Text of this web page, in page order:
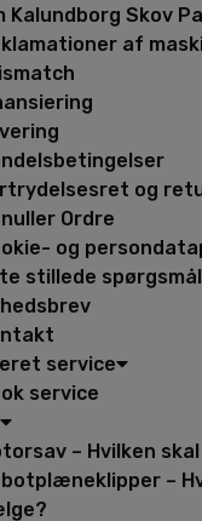
Kalundborg Skov
af
og
Ordre
og
stillede spørgsmål
service
service
– Hvilken
–